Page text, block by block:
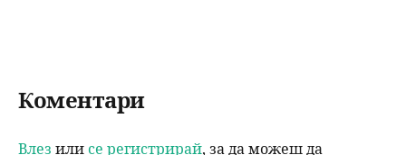
Коментари
Влез илисе регистрирай, за да можеш да